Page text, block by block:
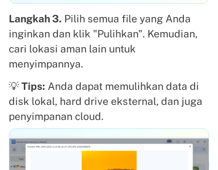
Langkah 3. Pilih semua file yang Anda
inginkan dan klik "Pulihkan". Kemudian,
cari lokasi aman lain untuk
menyimpannya.
💡 Tips: Anda dapat memulihkan data di
disk lokal, hard drive eksternal, dan juga
penyimpanan cloud.